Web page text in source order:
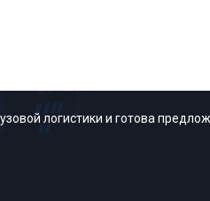
логистики и готова